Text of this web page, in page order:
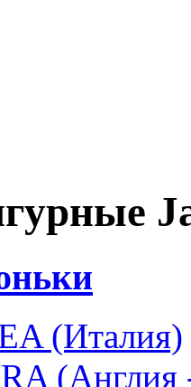
(Италия)
(Англия